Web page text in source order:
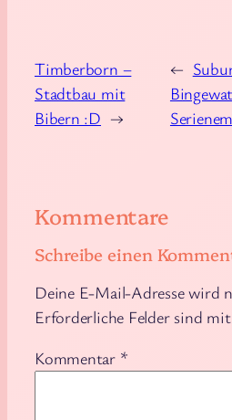
←
Timberborn –
Stadtbau mit
Bibern :D →
Kommentare
Schreibe einen
Deine E-Mail-Adresse wird
Erforderliche Felder sind mit
Kommentar *